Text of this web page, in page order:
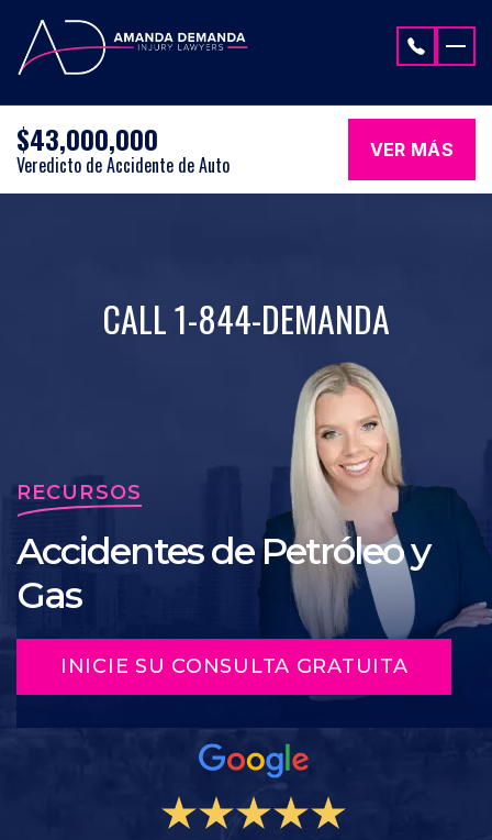
$43,000,000
Veredicto de Accidente de Auto
VER MÁS
CALL 1-844-DEMANDA
RECURSOS
Accidentes de Petróleo y
Gas
INICIE SU CONSULTA GRATUITA